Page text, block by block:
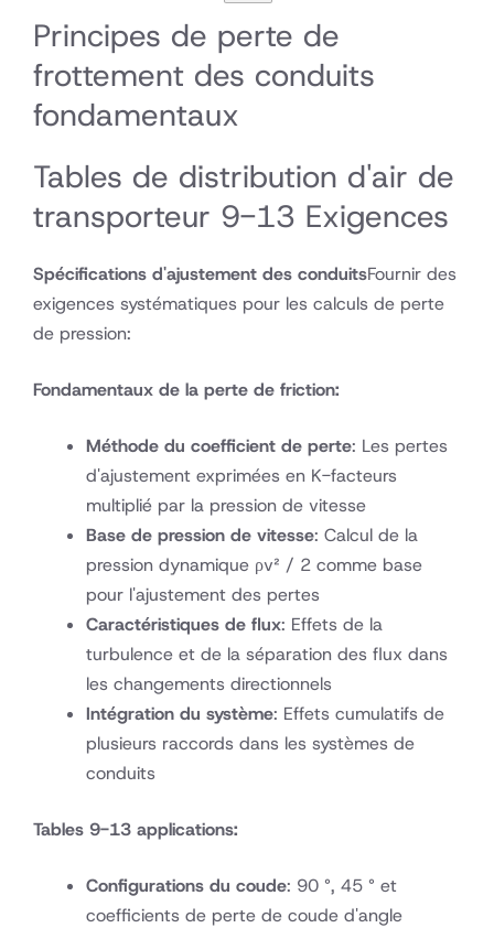
Principes de perte de
frottement des conduits
fondamentaux
Tables de distribution d'air de
transporteur 9-13 Exigences
Spécifications d'ajustement des conduitsFournir des
exigences systématiques pour les calculs de perte
de pression:
Fondamentaux de la perte de friction:
Méthode du coefficient de perte: Les pertes
d'ajustement exprimées en K-facteurs
multiplié par la pression de vitesse
Base de pression de vitesse: Calcul de la
pression dynamique ρv² / 2 comme base
pour l'ajustement des pertes
Caractéristiques de flux: Effets de la
turbulence et de la séparation des flux dans
les changements directionnels
Intégration du système: Effets cumulatifs de
plusieurs raccords dans les systèmes de
conduits
Tables 9-13 applications:
Configurations du coude: 90 °, 45 ° et
coefficients de perte de coude d'angle